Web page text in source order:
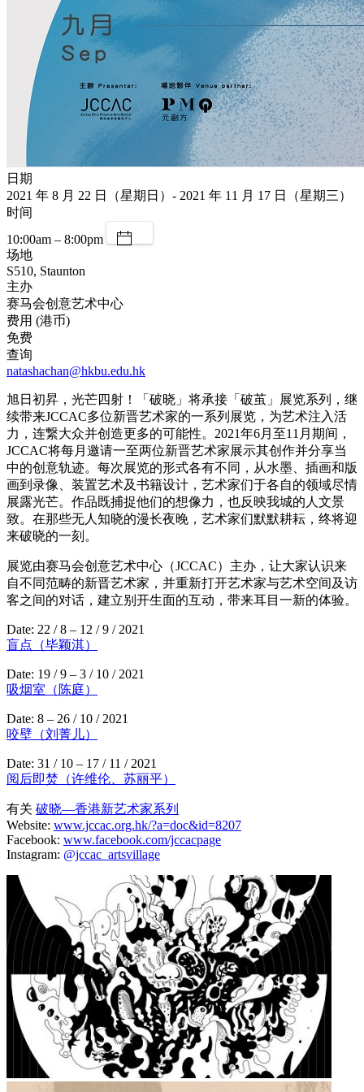
日期
2021 年 8 月 22 日（星期日）- 2021 年 11 月 17 日（星期三）
时间
10:00am – 8:00pm
场地
S510, Staunton
主办
赛马会创意艺术中心
费用 (港币)
免费
查询
natashachan@hkbu.edu.hk
旭日初昇，光芒四射！「破晓」将承接「破茧」展览系列，继
续带来JCCAC多位新晋艺术家的一系列展览，为艺术注入活
力，连繋大众并创造更多的可能性。2021年6月至11月期间，
JCCAC将每月邀请一至两位新晋艺术家展示其创作并分享当
中的创意轨迹。每次展览的形式各有不同，从水墨、插画和版
画到录像、装置艺术及书籍设计，艺术家们于各自的领域尽情
展露光芒。作品既捕捉他们的想像力，也反映我城的人文景
致。在那些无人知晓的漫长夜晚，艺术家们默默耕耘，终将迎
来破晓的一刻。
展览由赛马会创意艺术中心（JCCAC）主办，让大家认识来
自不同范畴的新晋艺术家，并重新打开艺术家与艺术空间及访
客之间的对话，建立别开生面的互动，带来耳目一新的体验。
Date: 22 / 8 – 12 / 9 / 2021
盲点（毕颖淇）
Date: 19 / 9 – 3 / 10 / 2021
吸烟室（陈庭）
Date: 8 – 26 / 10 / 2021
咬壁（刘菁儿）
Date: 31 / 10 – 17 / 11 / 2021
阅后即焚（许维伦、苏丽平）
有关 破晓—香港新艺术家系列
Website: www.jccac.org.hk/?a=doc&id=8207
Facebook: www.facebook.com/jccacpage
Instagram: @jccac_artsvillage